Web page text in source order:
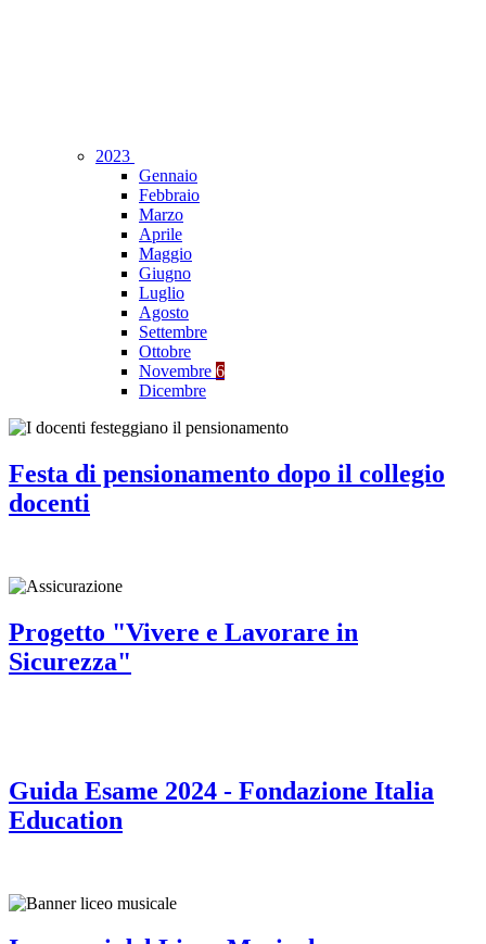
2023
Gennaio
Febbraio
Marzo
Aprile
Maggio
Giugno
Luglio
Agosto
Settembre
Ottobre
Novembre 6
Dicembre
Festa di pensionamento dopo il collegio
docenti
Progetto "Vivere e Lavorare in
Sicurezza"
Guida Esame 2024 - Fondazione Italia
Education